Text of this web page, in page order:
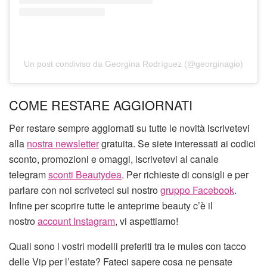
Un post condiviso da Georgina Rodríguez (@georginagio)
COME RESTARE AGGIORNATI
Per restare sempre aggiornati su tutte le novità iscrivetevi
alla nostra newslettergratuita. Se siete interessati ai codici
sconto, promozioni e omaggi, iscrivetevi al canale
telegramsconti Beautydea. Per richieste di consigli e per
parlare con noi scriveteci sul nostrogruppo Facebook.
Infine per scoprire tutte le anteprime beauty c’è il
nostroaccount Instagram, vi aspettiamo!
Quali sono i vostri modelli preferiti tra le mules con tacco
delle Vip per l’estate? Fateci sapere cosa ne pensate